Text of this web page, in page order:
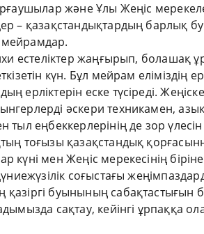
және Ұлы Жеңіс
– қазақстандықтардың барлық
естеліктер жаңғырып, болашақ
күн. Бұл мейрам
ерліктерін еске түсіреді.
әскери техникамен,
тыл еңбеккерлерінің де зор
тоғызы қазақстандық
күні мен Жеңіс мерекесінің
соғыстағы
буынының сабақтастығын
сақтау, кейінгі ұрпаққа